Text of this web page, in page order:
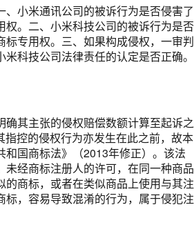
、小米通讯公司的被诉行为是否侵害了
权。二、小米科技公司的被诉行为是否
标专用权。三、如果构成侵权，一审判
科技公司法律责任的认定是否正确。
确其主张的侵权赔偿数额计算至起诉之
指控的侵权行为亦发生在此之前，故本
和国商标法》（2013年修正）。该法
未经商标注册人的许可，在同一种商品
的商标，或者在类似商品上使用与其注
标，容易导致混淆的行为，属于侵犯注